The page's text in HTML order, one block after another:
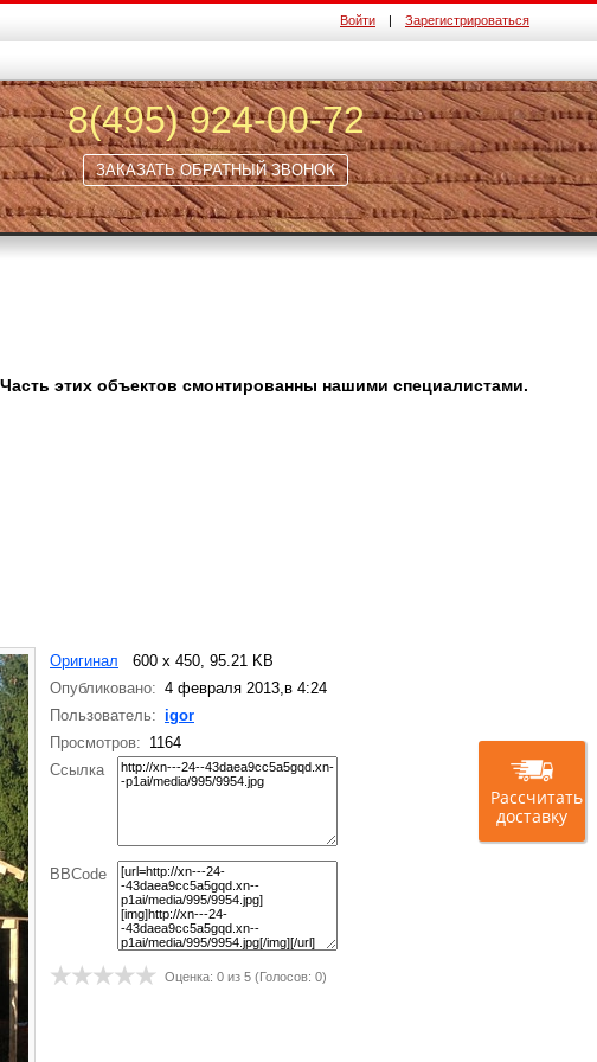
Войти | Зарегистрироваться
8(495) 924-00-72
ЗАКАЗАТЬ ОБРАТНЫЙ ЗВОНОК
этих объектов смонтированны нашими специалистами.
Оригинал
600 x 450, 95.21 KB
Опубликовано: 4 февраля 2013,в 4:24
Пользователь: igor
Просмотров: 1164
Ссылка
BBCode
Оценка: 0 из 5 (Голосов: 0)
Рассчитать
доставку